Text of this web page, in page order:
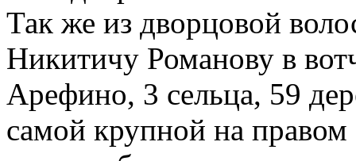
Так же из дворцовой
Никитичу Романову в
Арефино, 3 сельца, 59
самой крупной на